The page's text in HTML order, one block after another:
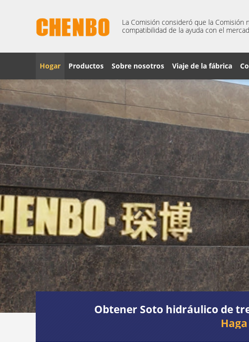
La Comisión consideró que la Comisión
compatibilidad de la ayuda con el
Hogar Productos Sobre nosotros Viaje de la fábrica
Obtener Soto hidráulico de